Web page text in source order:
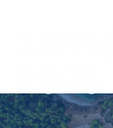
2025